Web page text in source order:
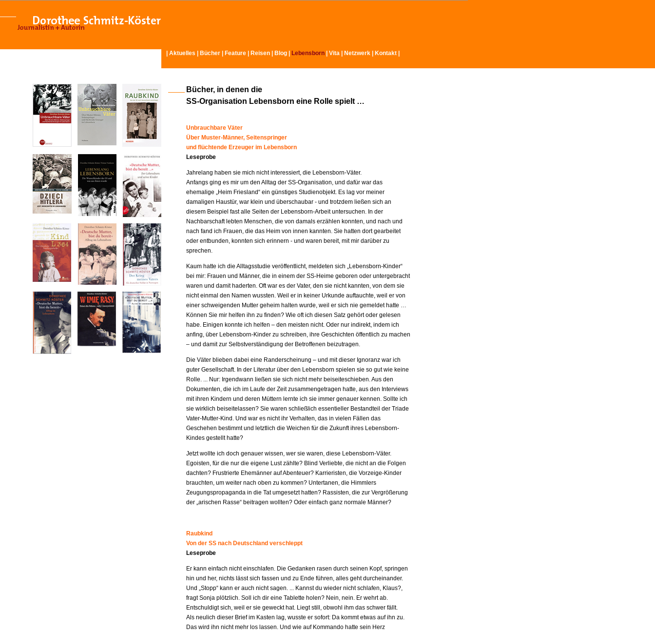
Aktuelles Bücher Feature Reisen Blog Lebensborn Vita Netzwerk Kontakt
Bücher, in denen die
SS-Organisation Lebensborn eine Rolle spielt …
Unbrauchbare Väter
Über Muster-Männer, Seitenspringer
und flüchtende Erzeuger im Lebensborn
Leseprobe
Jahrelang haben sie mich nicht interessiert, die Lebensborn-Väter.
Anfangs ging es mir um den Alltag der SS-Organisation, und dafür war das
ehemalige „Heim Friesland“ ein günstiges Studienobjekt. Es lag vor meiner
damaligen Haustür, war klein und überschaubar - und trotzdem ließen sich an
diesem Beispiel fast alle Seiten der Lebensborn-Arbeit untersuchen. In der
Nachbarschaft lebten Menschen, die von damals erzählen konnten, und nach und
nach fand ich Frauen, die das Heim von innen kannten. Sie hatten dort gearbeitet
oder entbunden, konnten sich erinnern - und waren bereit, mit mir darüber zu
sprechen.
Kaum hatte ich die Alltagsstudie veröffentlicht, meldeten sich „Lebensborn-Kinder“
bei mir: Frauen und Männer, die in einem der SS-Heime geboren oder untergebracht
waren und damit haderten. Oft war es der Vater, den sie nicht kannten, von dem sie
nicht einmal den Namen wussten. Weil er in keiner Urkunde auftauchte, weil er von
einer schweigenden Mutter geheim halten wurde, weil er sich nie gemeldet hatte …
Können Sie mir helfen ihn zu finden? Wie oft ich diesen Satz gehört oder gelesen
habe. Einigen konnte ich helfen – den meisten nicht. Oder nur indirekt, indem ich
anfing, über Lebensborn-Kinder zu schreiben, ihre Geschichten öffentlich zu machen
– und damit zur Selbstverständigung der Betroffenen beizutragen.
Die Väter blieben dabei eine Randerscheinung – und mit dieser Ignoranz war ich
guter Gesellschaft. In der Literatur über den Lebensborn spielen sie so gut wie keine
Rolle. ... Nur: Irgendwann ließen sie sich nicht mehr beiseiteschieben. Aus den
Dokumenten, die ich im Laufe der Zeit zusammengetragen hatte, aus den Interviews
mit ihren Kindern und deren Müttern lernte ich sie immer genauer kennen. Sollte ich
sie wirklich beiseitelassen? Sie waren schließlich essentieller Bestandteil der Triade
Vater-Mutter-Kind. Und war es nicht ihr Verhalten, das in vielen Fällen das
Geschehen bestimmt und letztlich die Weichen für die Zukunft ihres Lebensborn-
Kindes gestellt hatte?
Jetzt wollte ich doch genauer wissen, wer sie waren, diese Lebensborn-Väter.
Egoisten, für die nur die eigene Lust zählte? Blind Verliebte, die nicht an die Folgen
dachten? Frustrierte Ehemänner auf Abenteuer? Karrieristen, die Vorzeige-Kinder
brauchten, um weiter nach oben zu kommen? Untertanen, die Himmlers
Zeugungspropaganda in die Tat umgesetzt hatten? Rassisten, die zur Vergrößerung
der „arischen Rasse“ beitragen wollten? Oder einfach ganz normale Männer?
Raubkind
Von der SS nach Deutschland verschleppt
Leseprobe
Er kann einfach nicht einschlafen. Die Gedanken rasen durch seinen Kopf, springen
hin und her, nichts lässt sich fassen und zu Ende führen, alles geht durcheinander.
Und „Stopp“ kann er auch nicht sagen. ... Kannst du wieder nicht schlafen, Klaus?,
fragt Sonja plötzlich. Soll ich dir eine Tablette holen? Nein, nein. Er wehrt ab.
Entschuldigt sich, weil er sie geweckt hat. Liegt still, obwohl ihm das schwer fällt.
Als neulich dieser Brief im Kasten lag, wusste er sofort: Da kommt etwas auf ihn zu.
Das wird ihn nicht mehr los lassen. Und wie auf Kommando hatte sein Herz